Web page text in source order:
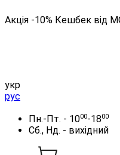
Акція -10% Кешбек від
укр
рус
Пн.-Пт. - 1000-1800
Сб., Нд. - вихідний